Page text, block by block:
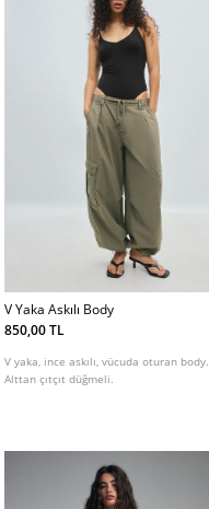
V Yaka Askılı Body
850,00 TL
V yaka, ince askılı, vücuda oturan body.
Alttan çıtçıt düğmeli.